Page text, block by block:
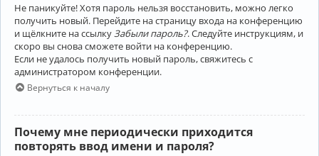
Не паникуйте! Хотя пароль нельзя восстановить, можно легко
получить новый. Перейдите на страницу входа на конференцию
и щёлкните на ссылку Забыли пароль?. Следуйте инструкциям, и
скоро вы снова сможете войти на конференцию.
Если не удалось получить новый пароль, свяжитесь с
администратором конференции.
Вернуться к началу
Почему мне периодически приходится
повторять ввод имени и пароля?